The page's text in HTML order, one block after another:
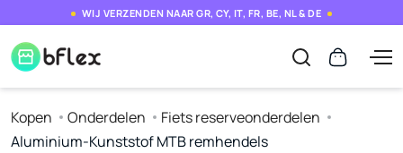
WIJ VERZENDEN NAAR GR, CY, IT, FR, BE, NL & DE
Kopen Onderdelen
Fiets reserveonderdelen
Aluminium-Kunststof MTB remhendels